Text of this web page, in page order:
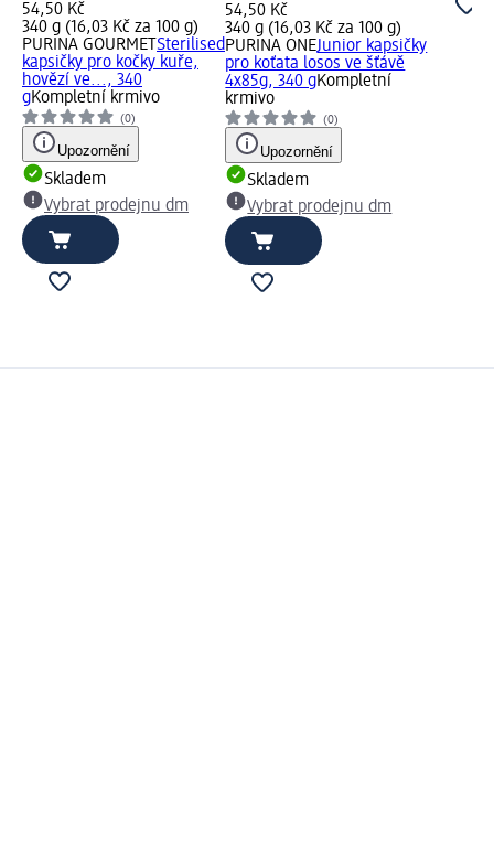
54,50 Kč
340 g (16,03 Kč za 100 g)
PURINA GOURMET Sterilised
kapsičky pro kočky kuře,
hovězí ve..., 340
gKompletní krmivo
(0)
Upozornění
Skladem
Vybrat prodejnu dm
54,50 Kč
340 g (16,03 Kč za 100 g)
PURINA ONEJunior kapsičky
pro koťata losos ve šťávě
4x85g, 340 gKompletní
krmivo
(0)
Upozornění
Skladem
Vybrat prodejnu dm